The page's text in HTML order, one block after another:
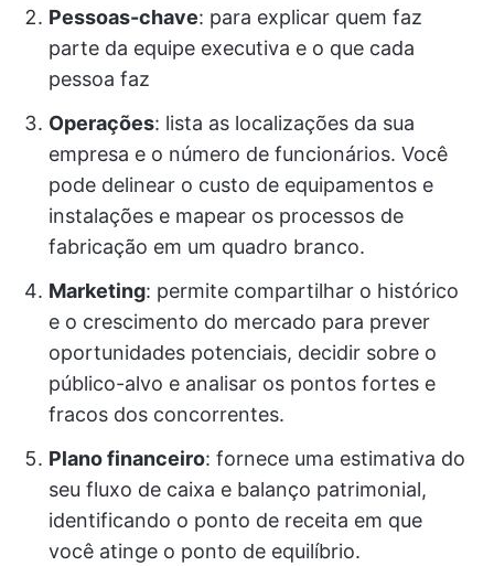
Pessoas-chave: para explicar quem faz
parte da equipe executiva e o que cada
pessoa faz
Operações: lista as localizações da sua
empresa e o número de funcionários. Você
pode delinear o custo de equipamentos e
instalações e mapear os processos de
fabricação em um quadro branco.
Marketing: permite compartilhar o histórico
e o crescimento do mercado para prever
oportunidades potenciais, decidir sobre o
público-alvo e analisar os pontos fortes e
fracos dos concorrentes.
Plano financeiro: fornece uma estimativa do
seu fluxo de caixa e balanço patrimonial,
identificando o ponto de receita em que
você atinge o ponto de equilíbrio.